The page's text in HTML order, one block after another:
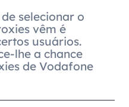
selecionar o
vêm é
usuários.
lhe a chance
de Vodafone